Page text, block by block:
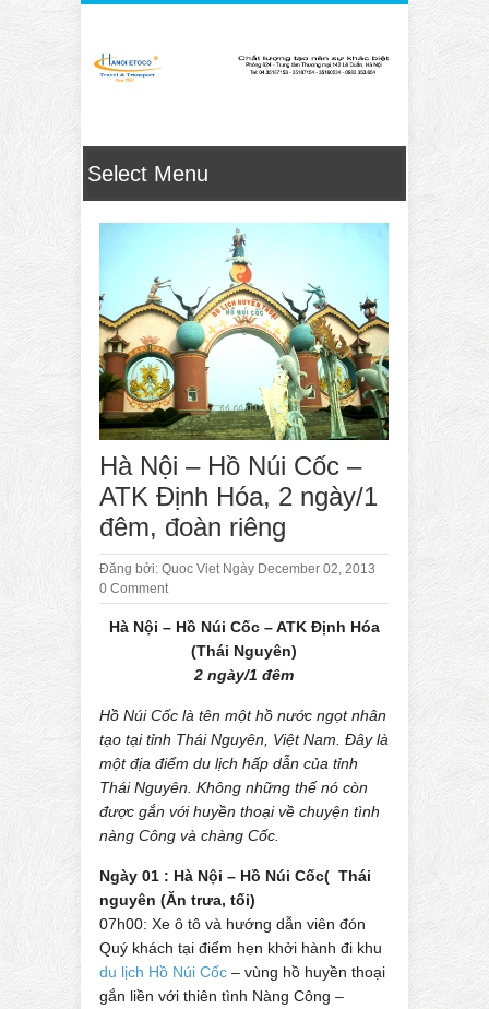
Hà Nội – Hồ Núi Cốc –
ATK Định Hóa, 2 ngày/1
đêm, đoàn riêng
Đăng bởi: Quoc Viet Ngày December 02, 2013
0 Comment
Hà Nội – Hồ Núi Cốc – ATK Định Hóa
(Thái Nguyên)
2 ngày/1 đêm
Hồ Núi Cốc là tên một hồ nước ngọt nhân
tạo tại tỉnh Thái Nguyên, Việt Nam. Đây là
một địa điểm du lịch hấp dẫn của tỉnh
Thái Nguyên. Không những thế nó còn
được gắn với huyền thoại về chuyện tình
nàng Công và chàng Cốc.
Ngày 01 : Hà Nội – Hồ Núi Cốc( Thái
nguyên (Ăn trưa, tối)
07h00: Xe ô tô và hướng dẫn viên đón
Quý khách tại điểm hẹn khởi hành đi khu
du lịch Hồ Núi Cốc – vùng hồ huyền thoại
gắn liền với thiên tình Nàng Công –